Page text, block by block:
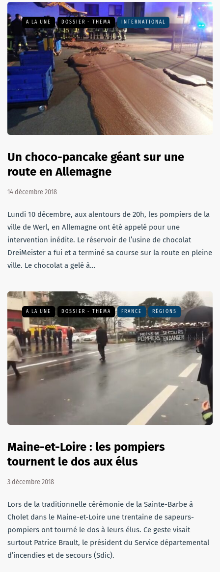
A LA UNE DOSSIER - THEMA INTERNATIONAL
Un choco-pancake géant sur une
route en Allemagne
14 décembre 2018
Lundi 10 décembre, aux alentours de 20h, les pompiers de la
ville de Werl, en Allemagne ont été appelé pour une
intervention inédite. Le réservoir de l’usine de chocolat
DreiMeister a fui et a terminé sa course sur la route en pleine
ville. Le chocolat a gelé à…
A LA UNE DOSSIER - THEMA FRANCE RÉGIONS
Maine-et-Loire : les pompiers
tournent le dos aux élus
3 décembre 2018
Lors de la traditionnelle cérémonie de la Sainte-Barbe à
Cholet dans le Maine-et-Loire une trentaine de sapeurs-
pompiers ont tourné le dos à leurs élus. Ce geste visait
surtout Patrice Brault, le président du Service départemental
d’incendies et de secours (Sdic).